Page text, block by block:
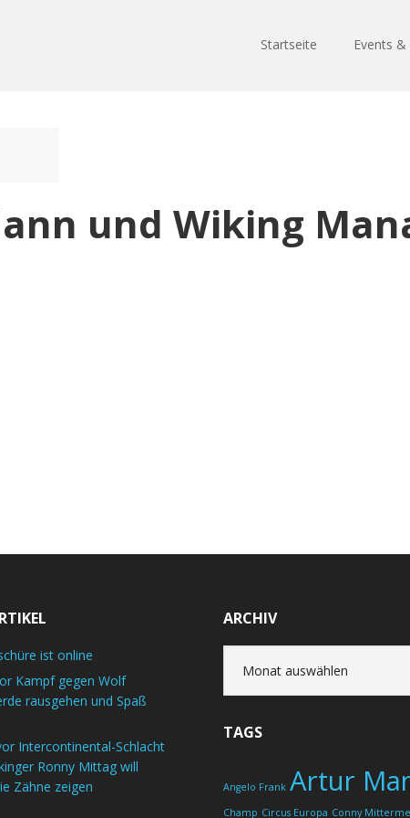
Startseite Events &
und Wiking
ist online
Kampf gegen Wolf
rausgehen und Spaß
Intercontinental-Schlacht
Ronny Mittag will
Zähne zeigen
ARCHIV
TAGS
Angelo Frank Artur
Champ Circus Europa Conny